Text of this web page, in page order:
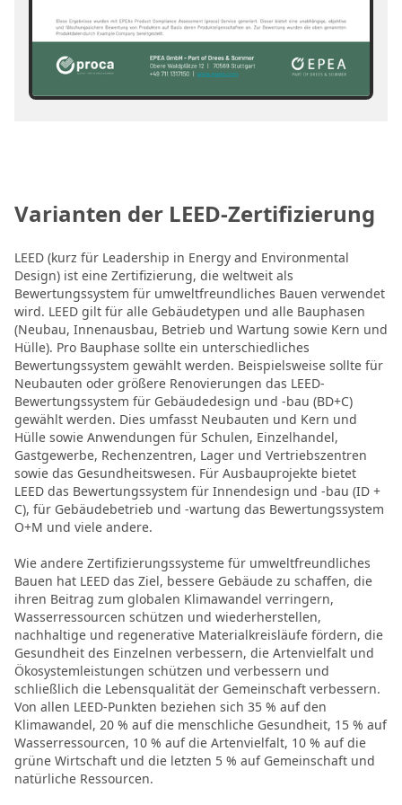
Varianten der LEED-Zertifizierung
LEED (kurz für Leadership in Energy and Environmental
Design) ist eine Zertifizierung, die weltweit als
Bewertungssystem für umweltfreundliches Bauen verwendet
wird. LEED gilt für alle Gebäudetypen und alle Bauphasen
(Neubau, Innenausbau, Betrieb und Wartung sowie Kern und
Hülle). Pro Bauphase sollte ein unterschiedliches
Bewertungssystem gewählt werden. Beispielsweise sollte für
Neubauten oder größere Renovierungen das LEED-
Bewertungssystem für Gebäudedesign und -bau (BD+C)
gewählt werden. Dies umfasst Neubauten und Kern und
Hülle sowie Anwendungen für Schulen, Einzelhandel,
Gastgewerbe, Rechenzentren, Lager und Vertriebszentren
sowie das Gesundheitswesen. Für Ausbauprojekte bietet
LEED das Bewertungssystem für Innendesign und -bau (ID +
C), für Gebäudebetrieb und -wartung das Bewertungssystem
O+M und viele andere.
Wie andere Zertifizierungssysteme für umweltfreundliches
Bauen hat LEED das Ziel, bessere Gebäude zu schaffen, die
ihren Beitrag zum globalen Klimawandel verringern,
Wasserressourcen schützen und wiederherstellen,
nachhaltige und regenerative Materialkreisläufe fördern, die
Gesundheit des Einzelnen verbessern, die Artenvielfalt und
Ökosystemleistungen schützen und verbessern und
schließlich die Lebensqualität der Gemeinschaft verbessern.
Von allen LEED-Punkten beziehen sich 35 % auf den
Klimawandel, 20 % auf die menschliche Gesundheit, 15 % auf
Wasserressourcen, 10 % auf die Artenvielfalt, 10 % auf die
grüne Wirtschaft und die letzten 5 % auf Gemeinschaft und
natürliche Ressourcen.